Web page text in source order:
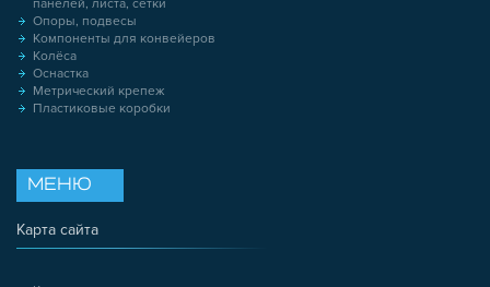
панелей, листа, сетки
Опоры, подвесы
Компоненты для конвейеров
Колёса
Оснастка
Метрический крепеж
Пластиковые коробки
МЕНЮ
Карта сайта